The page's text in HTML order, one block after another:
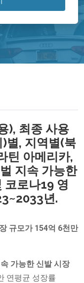
), 최종 사용
별, 지역별(북
틴 아메리카,
지속 가능한
코로나19 영
년.
규모가 154억 6천만
가능한 신발 시장
연평균 성장률